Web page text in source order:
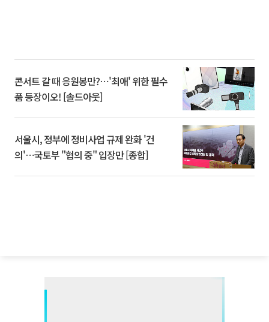
콘서트 갈 때 응원봉만?⋯'최애' 위한 필수
품 등장이오! [솔드아웃]
서울시, 정부에 정비사업 규제 완화 '건
의'⋯국토부 "협의 중" 입장만 [종합]